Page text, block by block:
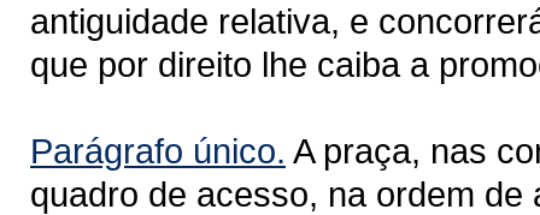
antiguidade relativa, e
que por direito lhe caiba a
Parágrafo único. A praça, nas
quadro de acesso, na ordem